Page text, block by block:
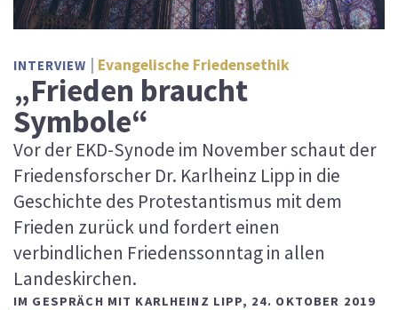
INTERVIEW Evangelische Friedensethik
„Frieden braucht
Symbole“
Vor der EKD-Synode im November schaut der
Friedensforscher Dr. Karlheinz Lipp in die
Geschichte des Protestantismus mit dem
Frieden zurück und fordert einen
verbindlichen Friedenssonntag in allen
Landeskirchen.
IM GESPRÄCH MIT KARLHEINZ LIPP, 24. OKTOBER 2019